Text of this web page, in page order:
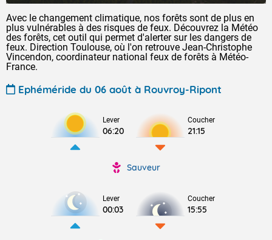
Avec le changement climatique, nos forêts sont de plus en
plus vulnérables à des risques de feux. Découvrez la Météo
des forêts, cet outil qui permet d'alerter sur les dangers de
feux. Direction Toulouse, où l'on retrouve Jean-Christophe
Vincendon, coordinateur national feux de forêts à Météo-
France.
Ephéméride du 06 août à Rouvroy-Ripont
Lever
06:20
Coucher
21:15
Sauveur
Lever
00:03
Coucher
15:55